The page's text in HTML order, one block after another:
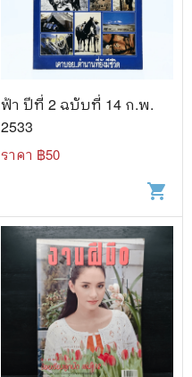
ฟ้า ปีที่ 2 ฉบับที่ 14 ก.พ.
2533
ราคา ฿50
shopping_cart